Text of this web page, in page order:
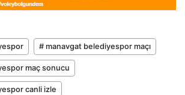
# manavgat belediyespor maçı
maç sonucu
canli izle